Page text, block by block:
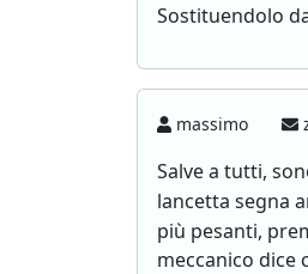
Sostituendolo
massimo
Salve a tutti,
lancetta segna
più pesanti,
meccanico dice